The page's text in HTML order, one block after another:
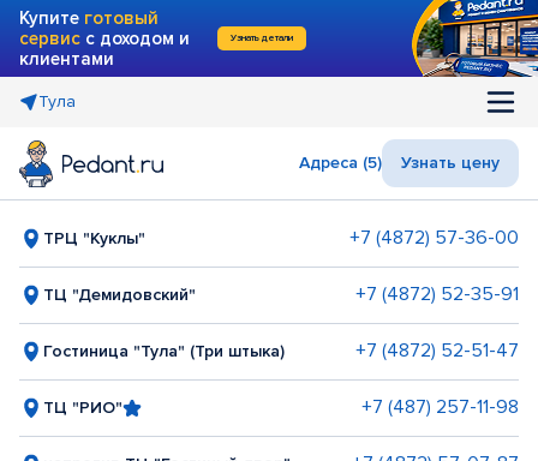
Купите готовый
сервис с доходом и
клиентами
Узнать детали
Тула
Адреса (5) Узнать цену
ТРЦ "Куклы" +7 (4872) 57-36-00
ТЦ "Демидовский" +7 (4872) 52-35-91
Гостиница "Тула" (Три штыка) +7 (4872) 52-51-47
ТЦ "РИО" +7 (487) 257-11-98